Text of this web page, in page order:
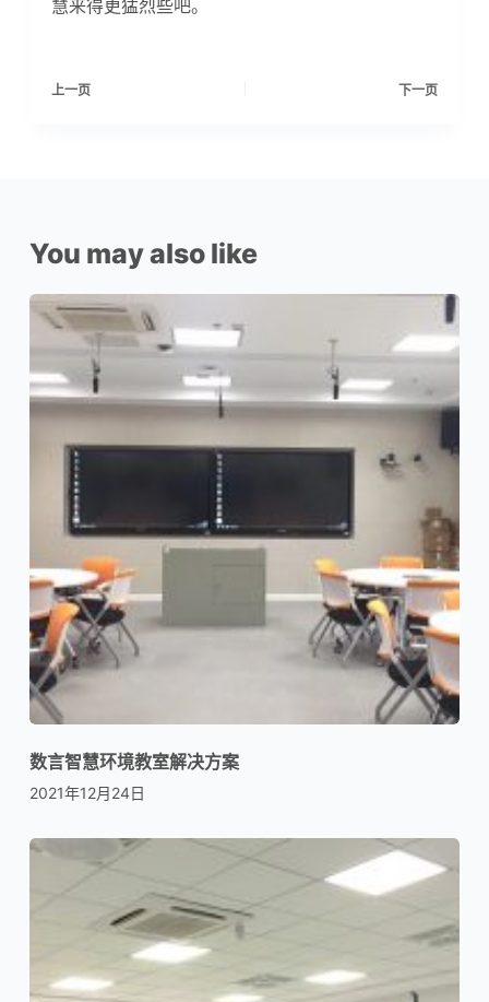
慧来得更猛烈些吧。
上一页 下一页
You may also like
数言智慧环境教室解决方案
2021年12月24日